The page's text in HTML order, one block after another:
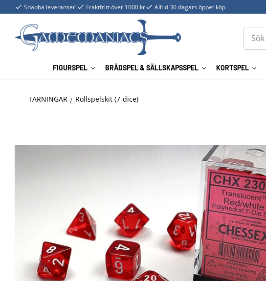
Snabba leveranser! Fraktfritt över 1000 kr Alltid 30 dagars öppet köp
FIGURSPEL BRÄDSPEL & SÄLLSKAPSSPEL KORTSPEL
TÄRNINGAR Rollspelskit (7-dice)